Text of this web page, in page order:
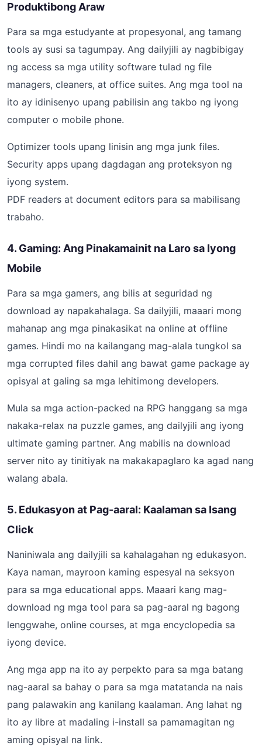
Produktibong Araw
Para sa mga estudyante at propesyonal, ang tamang
tools ay susi sa tagumpay. Ang dailyjili ay nagbibigay
ng access sa mga utility software tulad ng file
managers, cleaners, at office suites. Ang mga tool na
ito ay idinisenyo upang pabilisin ang takbo ng iyong
computer o mobile phone.
Optimizer tools upang linisin ang mga junk files.
Security apps upang dagdagan ang proteksyon ng
iyong system.
PDF readers at document editors para sa mabilisang
trabaho.
4. Gaming: Ang Pinakamainit na Laro sa Iyong
Mobile
Para sa mga gamers, ang bilis at seguridad ng
download ay napakahalaga. Sa dailyjili, maaari mong
mahanap ang mga pinakasikat na online at offline
games. Hindi mo na kailangang mag-alala tungkol sa
mga corrupted files dahil ang bawat game package ay
opisyal at galing sa mga lehitimong developers.
Mula sa mga action-packed na RPG hanggang sa mga
nakaka-relax na puzzle games, ang dailyjili ang iyong
ultimate gaming partner. Ang mabilis na download
server nito ay tinitiyak na makakapaglaro ka agad nang
walang abala.
5. Edukasyon at Pag-aaral: Kaalaman sa Isang
Click
Naniniwala ang dailyjili sa kahalagahan ng edukasyon.
Kaya naman, mayroon kaming espesyal na seksyon
para sa mga educational apps. Maaari kang mag-
download ng mga tool para sa pag-aaral ng bagong
lenggwahe, online courses, at mga encyclopedia sa
iyong device.
Ang mga app na ito ay perpekto para sa mga batang
nag-aaral sa bahay o para sa mga matatanda na nais
pang palawakin ang kanilang kaalaman. Ang lahat ng
ito ay libre at madaling i-install sa pamamagitan ng
aming opisyal na link.